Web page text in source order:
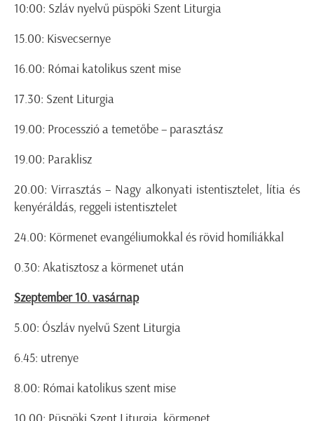
10:00: Szláv nyelvű püspöki Szent Liturgia
15.00: Kisvecsernye
16.00: Római katolikus szent mise
17.30: Szent Liturgia
19.00: Processzió a temetőbe – parasztász
19.00: Paraklisz
20.00: Virrasztás – Nagy alkonyati istentisztelet, lítia és
kenyéráldás, reggeli istentisztelet
24.00: Körmenet evangéliumokkal és rövid homíliákkal
0.30: Akatisztosz a körmenet után
Szeptember 10. vasárnap
5.00: Ószláv nyelvű Szent Liturgia
6.45: utrenye
8.00: Római katolikus szent mise